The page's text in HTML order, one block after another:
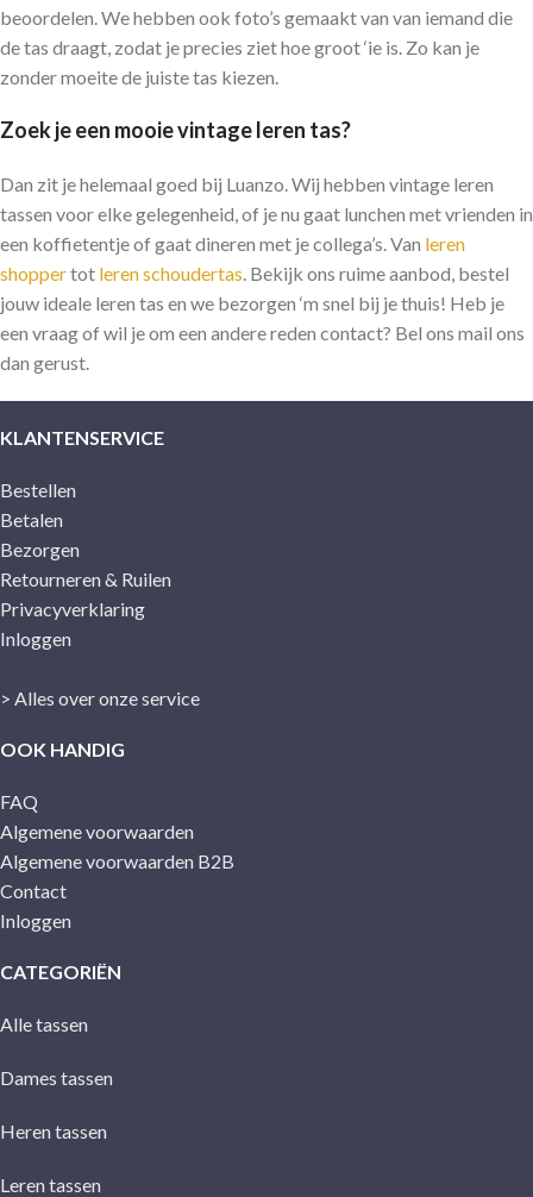
beoordelen. We hebben ook foto’s gemaakt van van iemand die
de tas draagt, zodat je precies ziet hoe groot ‘ie is. Zo kan je
zonder moeite de juiste tas kiezen.
Zoek je een mooie vintage leren tas?
Dan zit je helemaal goed bij Luanzo. Wij hebben vintage leren
tassen voor elke gelegenheid, of je nu gaat lunchen met vrienden in
een koffietentje of gaat dineren met je collega’s. Van leren
shoppertot leren schoudertas. Bekijk ons ruime aanbod, bestel
jouw ideale leren tas en we bezorgen ‘m snel bij je thuis! Heb je
een vraag of wil je om een andere reden contact? Bel ons mail ons
dan gerust.
KLANTENSERVICE
Bestellen
Betalen
Bezorgen
Retourneren & Ruilen
Privacyverklaring
Inloggen
> Alles over onze service
OOK HANDIG
FAQ
Algemene voorwaarden
Algemene voorwaarden B2B
Contact
Inloggen
CATEGORIËN
Alle tassen
Dames tassen
Heren tassen
Leren tassen